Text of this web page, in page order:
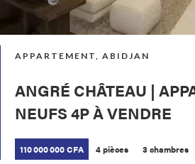
APPARTEMENT, ABIDJAN
ANGRÉ CHÂTEAU |
NEUFS 4P À VENDRE
110 000 000 CFA 4 pièces 3 chambres